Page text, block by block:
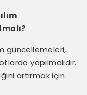
güncellemeleri,
yapılmalıdır.
artırmak için